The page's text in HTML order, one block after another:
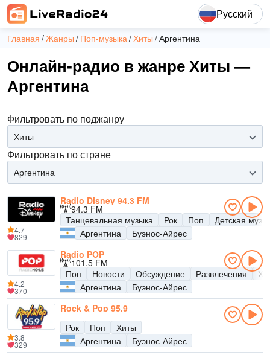
Русский
Главная Жанры Поп-музыка Хиты Аргентина
Онлайн-радио в жанре Хиты —
Аргентина
Фильтровать по поджанру
Хиты
Фильтровать по стране
Аргентина
Radio Disney 94.3 FM
94.3 FM
Танцевальная музыка
Рок Поп
Детская
Аргентина
Буэнос-Айрес
4.7
829
Radio POP
101.5 FM
Поп
Новости Обсуждение Развлечения
Аргентина
Буэнос-Айрес
4.2
370
Rock & Pop 95.9
Рок
Поп
Хиты
Аргентина
Буэнос-Айрес
3.8
329